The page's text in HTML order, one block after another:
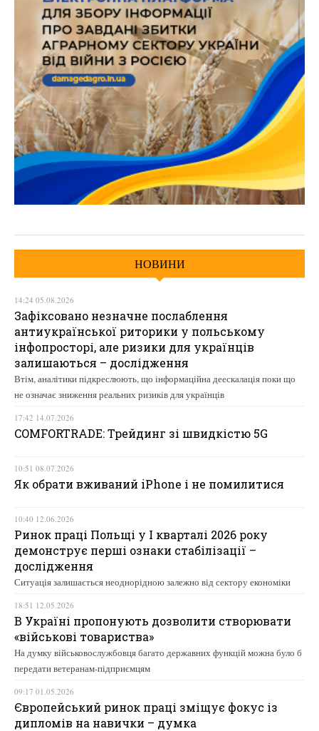
НОВИНИ
14:24 05.08.2026
Зафіксовано незначне послаблення
антиукраїнської риторики у польському
інфопросторі, але ризики для українців
залишаються – дослідження
Втім, аналітики підкреслюють, що інформаційна деескалація поки що
не означає зниження реальних ризиків для українців
17:42 14.07.2026
COMFORTRADE: Трейдинг зі швидкістю 5G
10:51 08.07.2026
Як обрати вживаний iPhone і не помилитися
10:40 12.06.2026
Ринок праці Польщі у І кварталі 2026 року
демонструє перші ознаки стабілізації –
дослідження
Ситуація залишається неоднорідною залежно від сектору економіки
18:51 12.05.2026
В Україні пропонують дозволити створювати
«військові товариства»
На думку військовослужбовця багато державних функцій можна було б
передати ветеранам-підприємцям
09:17 01.05.2026
Європейський ринок праці зміщує фокус із
дипломів на навички – думка